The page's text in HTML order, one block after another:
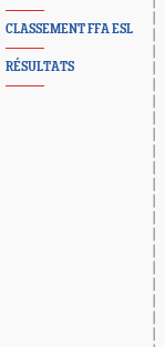
CLASSEMENT FFA ESL
RÉSULTATS